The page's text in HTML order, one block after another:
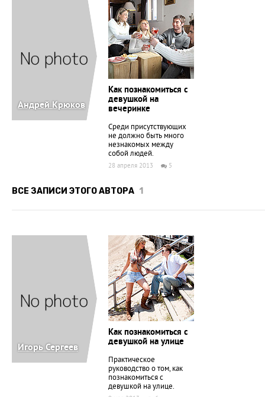
Андpей Кpюков
Как познакомиться с
девушкой на
вечеринке
Сpеди пpисутствующих
не должно быть много
незнакомых между
собой людей.
28 апреля 2013 5
ВСЕ ЗАПИСИ ЭТОГО АВТОРА 1
Игорь Сергеев
Как познакомиться с
девушкой на улице
Практическое
руководство о том, как
познакомиться с
девушкой на улице.